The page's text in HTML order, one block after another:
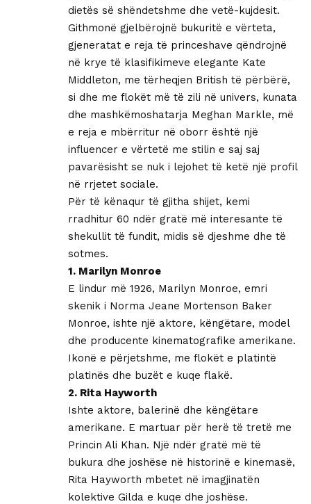
dietës së shëndetshme dhe vetë-kujdesit.
Githmonë gjelbërojnë bukuritë e vërteta,
gjeneratat e reja të princeshave qëndrojnë
në krye të klasifikimeve elegante Kate
Middleton, me tërheqjen British të përbërë,
si dhe me flokët më të zili në univers, kunata
dhe mashkëmoshatarja Meghan Markle, më
e reja e mbërritur në oborr është një
influencer e vërtetë me stilin e saj saj
pavarësisht se nuk i lejohet të ketë një profil
në rrjetet sociale.
Për të kënaqur të gjitha shijet, kemi
rradhitur 60 ndër gratë më interesante të
shekullit të fundit, midis së djeshme dhe të
sotmes.
1. Marilyn Monroe
E lindur më 1926, Marilyn Monroe, emri
skenik i Norma Jeane Mortenson Baker
Monroe, ishte një aktore, këngëtare, model
dhe producente kinematografike amerikane.
Ikonë e përjetshme, me flokët e platintë
platinës dhe buzët e kuqe flakë.
2. Rita Hayworth
Ishte aktore, balerinë dhe këngëtare
amerikane. E martuar për herë të tretë me
Princin Ali Khan. Një ndër gratë më të
bukura dhe joshëse në historinë e kinemasë,
Rita Hayworth mbetet në imagjinatën
kolektive Gilda e kuqe dhe joshëse.